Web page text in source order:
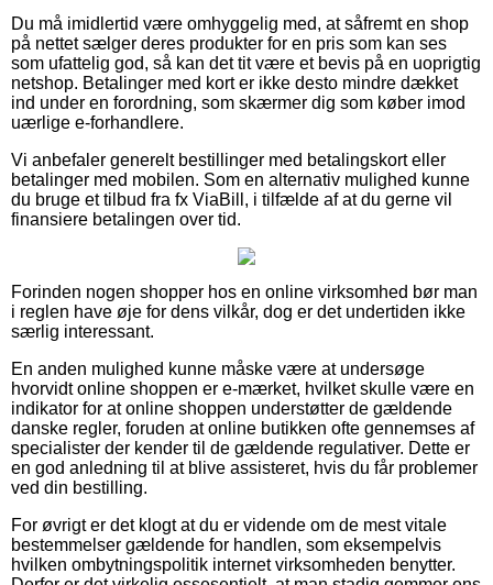
Du må imidlertid være omhyggelig med, at såfremt en shop
på nettet sælger deres produkter for en pris som kan ses
som ufattelig god, så kan det tit være et bevis på en uoprigtig
netshop. Betalinger med kort er ikke desto mindre dækket
ind under en forordning, som skærmer dig som køber imod
uærlige e-forhandlere.
Vi anbefaler generelt bestillinger med betalingskort eller
betalinger med mobilen. Som en alternativ mulighed kunne
du bruge et tilbud fra fx ViaBill, i tilfælde af at du gerne vil
finansiere betalingen over tid.
Forinden nogen shopper hos en online virksomhed bør man
i reglen have øje for dens vilkår, dog er det undertiden ikke
særlig interessant.
En anden mulighed kunne måske være at undersøge
hvorvidt online shoppen er e-mærket, hvilket skulle være en
indikator for at online shoppen understøtter de gældende
danske regler, foruden at online butikken ofte gennemses af
specialister der kender til de gældende regulativer. Dette er
en god anledning til at blive assisteret, hvis du får problemer
ved din bestilling.
For øvrigt er det klogt at du er vidende om de mest vitale
bestemmelser gældende for handlen, som eksempelvis
hvilken ombytningspolitik internet virksomheden benytter.